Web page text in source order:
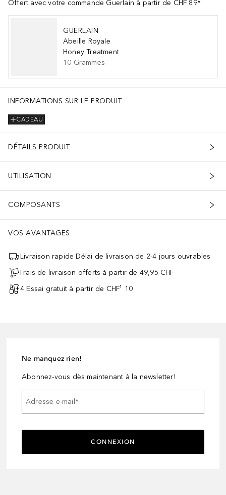
Offert avec votre commande Guerlain à partir de CHF 89*
GUERLAIN
Abeille Royale
Honey Treatment
10 Grammes
INFORMATIONS SUR LE PRODUIT
CADEAU
DÉTAILS PRODUIT
UTILISATION
COMPOSANTS
VOS AVANTAGES
Livraison rapide Délai de livraison de 2-4 jours ouvrables
Frais de livraison offerts à partir de 49,95 CHF
4 Essai gratuit à partir de CHF¹ 10
Ne manquez rien!
Abonnez-vous dès maintenant à la newsletter!
Adresse e-mail*
CONNEXION